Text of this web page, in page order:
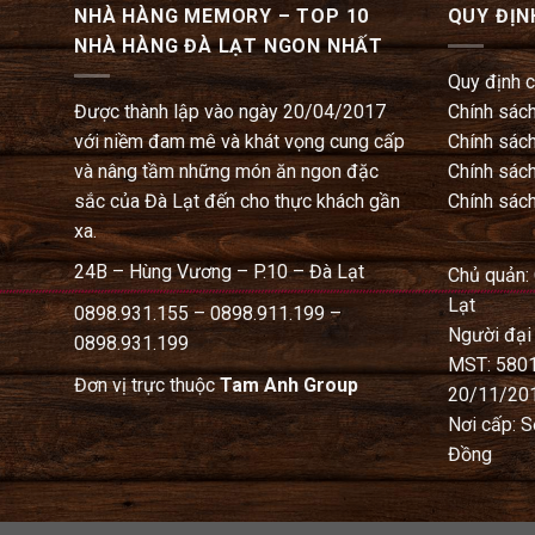
NHÀ HÀNG MEMORY – TOP 10
NHÀ HÀNG ĐÀ LẠT NGON NHẤT
Được thành lập vào ngày 20/04/2017
với niềm đam mê và khát vọng cung cấp
và nâng tầm những món ăn ngon đặc
sắc của Đà Lạt đến cho thực khách gần
xa.
24B – Hùng Vương – P.10 – Đà Lạt
0898.931.155 – 0898.911.199 –
0898.931.199
Đơn vị trực thuộcTam Anh Group
QUY
Quy định
Chính
Chính
Chính
Chính
Chủ quản:
Lạt
Người đại
MST:
20/11/
Nơi cấp:
Đồng